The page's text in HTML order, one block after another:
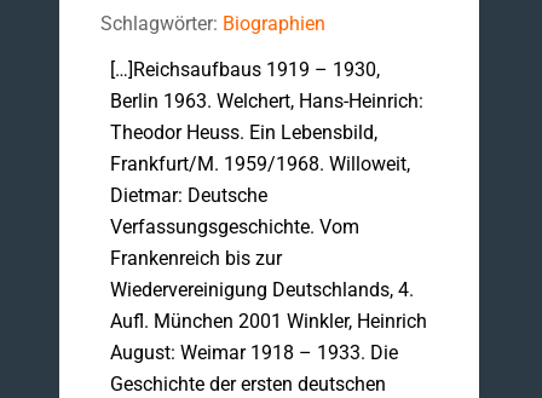
Schlagwörter: Biographien
[…]Reichsaufbaus 1919 – 1930,
Berlin 1963. Welchert, Hans-Heinrich:
Theodor Heuss. Ein Lebensbild,
Frankfurt/M. 1959/1968. Willoweit,
Dietmar: Deutsche
Verfassungsgeschichte. Vom
Frankenreich bis zur
Wiedervereinigung Deutschlands, 4.
Aufl. München 2001 Winkler, Heinrich
August: Weimar 1918 – 1933. Die
Geschichte der ersten deutschen